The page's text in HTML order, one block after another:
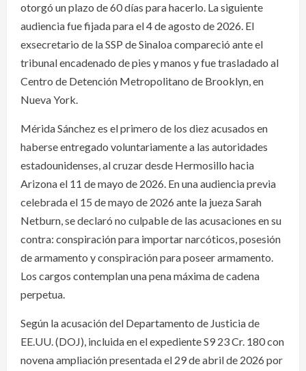
otorgó un plazo de 60 días para hacerlo. La siguiente
audiencia fue fijada para el 4 de agosto de 2026. El
exsecretario de la SSP de Sinaloa compareció ante el
tribunal encadenado de pies y manos y fue trasladado al
Centro de Detención Metropolitano de Brooklyn, en
Nueva York.
Mérida Sánchez es el primero de los diez acusados en
haberse entregado voluntariamente a las autoridades
estadounidenses, al cruzar desde Hermosillo hacia
Arizona el 11 de mayo de 2026. En una audiencia previa
celebrada el 15 de mayo de 2026 ante la jueza Sarah
Netburn, se declaró no culpable de las acusaciones en su
contra: conspiración para importar narcóticos, posesión
de armamento y conspiración para poseer armamento.
Los cargos contemplan una pena máxima de cadena
perpetua.
Según la acusación del Departamento de Justicia de
EE.UU. (DOJ), incluida en el expediente S9 23 Cr. 180 con
novena ampliación presentada el 29 de abril de 2026 por